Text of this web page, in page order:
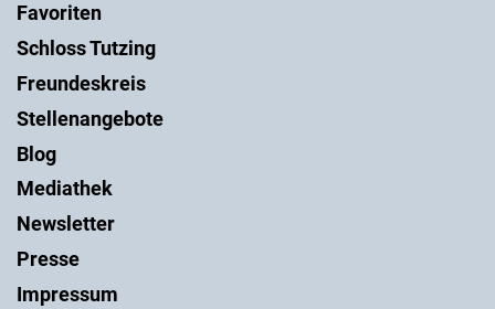
Favoriten
Schloss Tutzing
Freundeskreis
Stellenangebote
Blog
Mediathek
Newsletter
Presse
Impressum